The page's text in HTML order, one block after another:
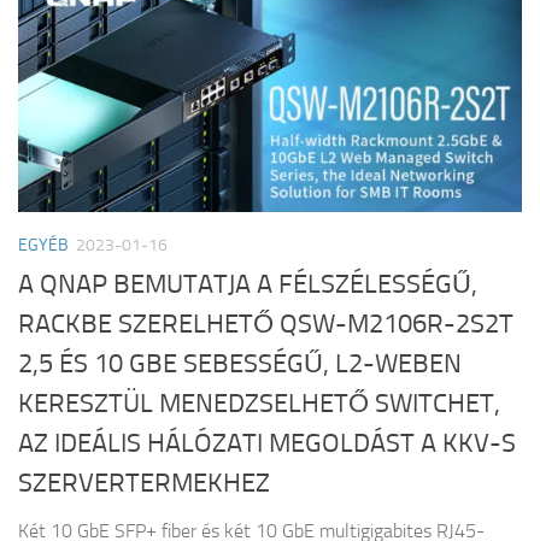
EGYÉB 2023-01-16
A QNAP BEMUTATJA A FÉLSZÉLESSÉGŰ,
RACKBE SZERELHETŐ QSW-M2106R-2S2T
2,5 ÉS 10 GBE SEBESSÉGŰ, L2-WEBEN
KERESZTÜL MENEDZSELHETŐ SWITCHET,
AZ IDEÁLIS HÁLÓZATI MEGOLDÁST A KKV-S
SZERVERTERMEKHEZ
Két 10 GbE SFP+ fiber és két 10 GbE multigigabites RJ45-